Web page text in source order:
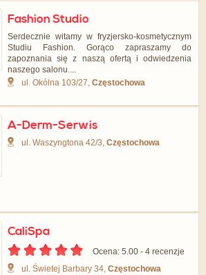
Fashion Studio
Serdecznie witamy w fryzjersko-kosmetycznym
Studiu Fashion. Gorąco zapraszamy do
zapoznania się z naszą ofertą i odwiedzenia
naszego salonu....
ul. Okólna 103/27,Częstochowa
A-Derm-Serwis
ul. Waszyngtona 42/3,Częstochowa
CaliSpa
Ocena: 5.00 - ‎4 recenzje
ul. Świetej Barbary 34,Częstochowa